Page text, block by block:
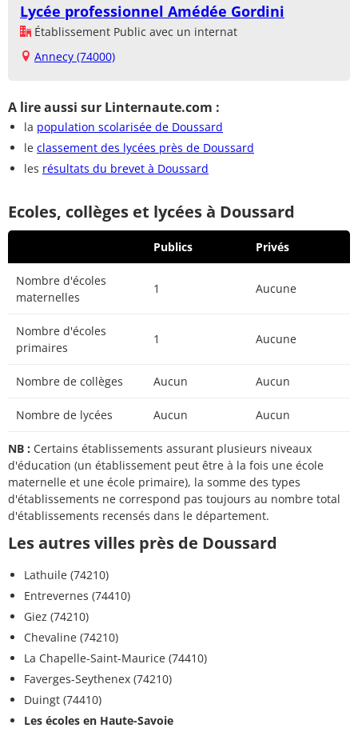
Lycée professionnel Amédée Gordini
Établissement Public avec un internat
Annecy (74000)
A lire aussi sur Linternaute.com :
la population scolarisée de Doussard
le classement des lycées près de Doussard
les résultats du brevet à Doussard
Ecoles, collèges et lycées à Doussard
Publics Privés
Nombre d'écoles
maternelles
1 Aucune
Nombre d'écoles
primaires
1 Aucune
Nombre de collèges Aucun Aucun
Nombre de lycées Aucun Aucun
NB : Certains établissements assurant plusieurs niveaux
d'éducation (un établissement peut être à la fois une école
maternelle et une école primaire), la somme des types
d'établissements ne correspond pas toujours au nombre total
d'établissements recensés dans le département.
Les autres villes près de Doussard
Lathuile (74210)
Entrevernes (74410)
Giez (74210)
Chevaline (74210)
La Chapelle-Saint-Maurice (74410)
Faverges-Seythenex (74210)
Duingt (74410)
Les écoles en Haute-Savoie